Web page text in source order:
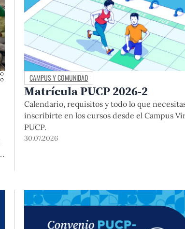
CAMPUS Y COMUNIDAD
Matrícula PUCP 2026-2
Calendario, requisitos y todo lo que
inscribirte en los cursos desde el Campus
PUCP.
30.07.2026